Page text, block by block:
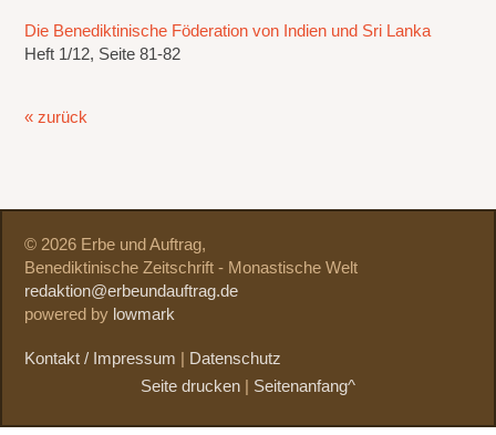
Die Benediktinische Föderation von Indien und Sri Lanka
Heft 1/12, Seite 81-82
« zurück
© 2026 Erbe und Auftrag,
Benediktinische Zeitschrift - Monastische Welt
redaktion@erbeundauftrag.de
powered by lowmark
Kontakt / Impressum
Datenschutz
Seite drucken
Seitenanfang^